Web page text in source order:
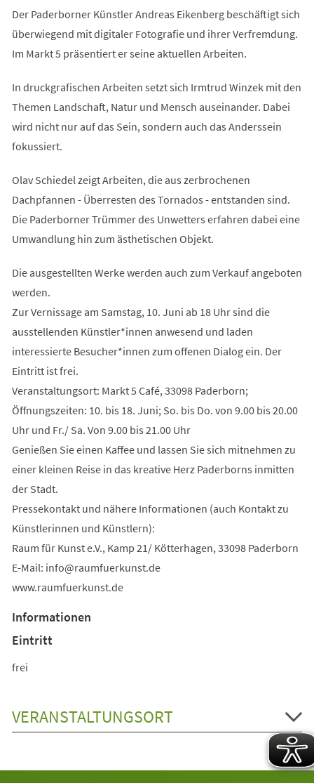
Der Paderborner Künstler Andreas Eikenberg beschäftigt sich
überwiegend mit digitaler Fotografie und ihrer Verfremdung.
Im Markt 5 präsentiert er seine aktuellen Arbeiten.
In druckgrafischen Arbeiten setzt sich Irmtrud Winzek mit den
Themen Landschaft, Natur und Mensch auseinander. Dabei
wird nicht nur auf das Sein, sondern auch das Anderssein
fokussiert.
Olav Schiedel zeigt Arbeiten, die aus zerbrochenen
Dachpfannen - Überresten des Tornados - entstanden sind.
Die Paderborner Trümmer des Unwetters erfahren dabei eine
Umwandlung hin zum ästhetischen Objekt.
Die ausgestellten Werke werden auch zum Verkauf angeboten
werden.
Zur Vernissage am Samstag, 10. Juni ab 18 Uhr sind die
ausstellenden Künstler*innen anwesend und laden
interessierte Besucher*innen zum offenen Dialog ein. Der
Eintritt ist frei.
Veranstaltungsort: Markt 5 Café, 33098 Paderborn;
Öffnungszeiten: 10. bis 18. Juni; So. bis Do. von 9.00 bis 20.00
Uhr und Fr./ Sa. Von 9.00 bis 21.00 Uhr
Genießen Sie einen Kaffee und lassen Sie sich mitnehmen zu
einer kleinen Reise in das kreative Herz Paderborns inmitten
der Stadt.
Pressekontakt und nähere Informationen (auch Kontakt zu
Künstlerinnen und Künstlern):
Raum für Kunst e.V., Kamp 21/ Kötterhagen, 33098 Paderborn
E-Mail: info raumfuerkunst de
www.raumfuerkunst.de
Informationen
Eintritt
frei
VERANSTALTUNGSORT